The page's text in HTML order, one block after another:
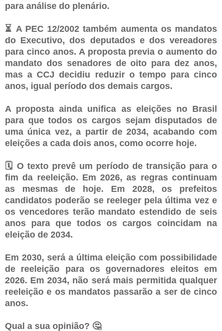
para análise do plenário.
⏳ A PEC 12/2002 também aumenta os mandatos
do Executivo, dos deputados e dos vereadores
para cinco anos. A proposta previa o aumento do
mandato dos senadores de oito para dez anos,
mas a CCJ decidiu reduzir o tempo para cinco
anos, igual período dos demais cargos.
A proposta ainda unifica as eleições no Brasil
para que todos os cargos sejam disputados de
uma única vez, a partir de 2034, acabando com
eleições a cada dois anos, como ocorre hoje.
🗓️ O texto prevê um período de transição para o
fim da reeleição. Em 2026, as regras continuam
as mesmas de hoje. Em 2028, os prefeitos
candidatos poderão se reeleger pela última vez e
os vencedores terão mandato estendido de seis
anos para que todos os cargos coincidam na
eleição de 2034.
Em 2030, será a última eleição com possibilidade
de reeleição para os governadores eleitos em
2026. Em 2034, não será mais permitida qualquer
reeleição e os mandatos passarão a ser de cinco
anos.
Qual a sua opinião? 🤔